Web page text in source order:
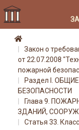
Закон о
от 22.07.2008
пожарной
Раздел I.
БЕЗОПАСНОСТИ
Глава 9.
ЗДАНИЙ,
Статья 33.